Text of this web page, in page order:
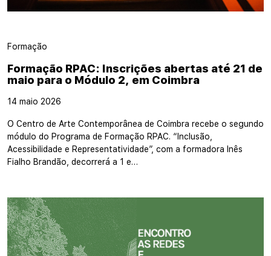
Formação
Formação RPAC: Inscrições abertas até 21 de
maio para o Módulo 2, em Coimbra
14 maio 2026
O Centro de Arte Contemporânea de Coimbra recebe o segundo
módulo do Programa de Formação RPAC. “Inclusão,
Acessibilidade e Representatividade”, com a formadora Inês
Fialho Brandão, decorrerá a 1 e…